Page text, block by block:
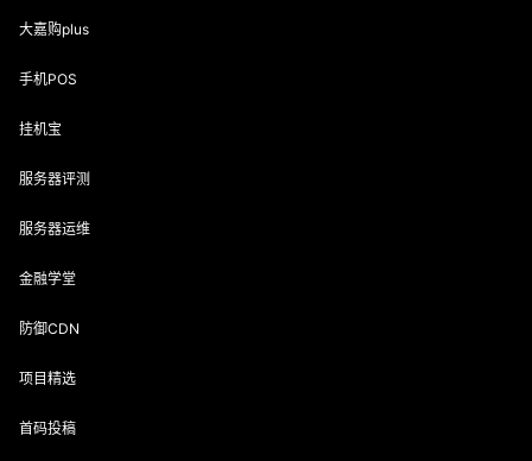
大嘉购plus
手机POS
挂机宝
服务器评测
服务器运维
金融学堂
防御CDN
项目精选
首码投稿